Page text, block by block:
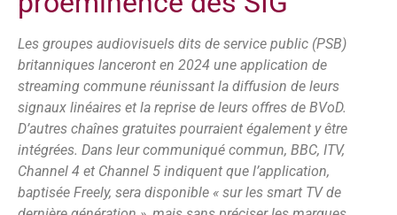
Les groupes audiovisuels dits de service public (PSB)
britanniques lanceront en 2024 une application de
streaming commune réunissant la diffusion de leurs
signaux linéaires et la reprise de leurs offres de BVoD.
D’autres chaînes gratuites pourraient également y être
intégrées. Dans leur communiqué commun, BBC, ITV,
Channel 4 et Channel 5 indiquent que l’application,
baptisée Freely, sera disponible « sur les smart TV de